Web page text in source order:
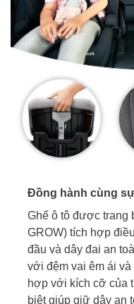
Đồng hành cùng
Ghế ô tô được trang
GROW) tích hợp
đầu và dây đai an
với đệm vai êm ái
hợp với kích cỡ của
biệt giúp giữ dây an